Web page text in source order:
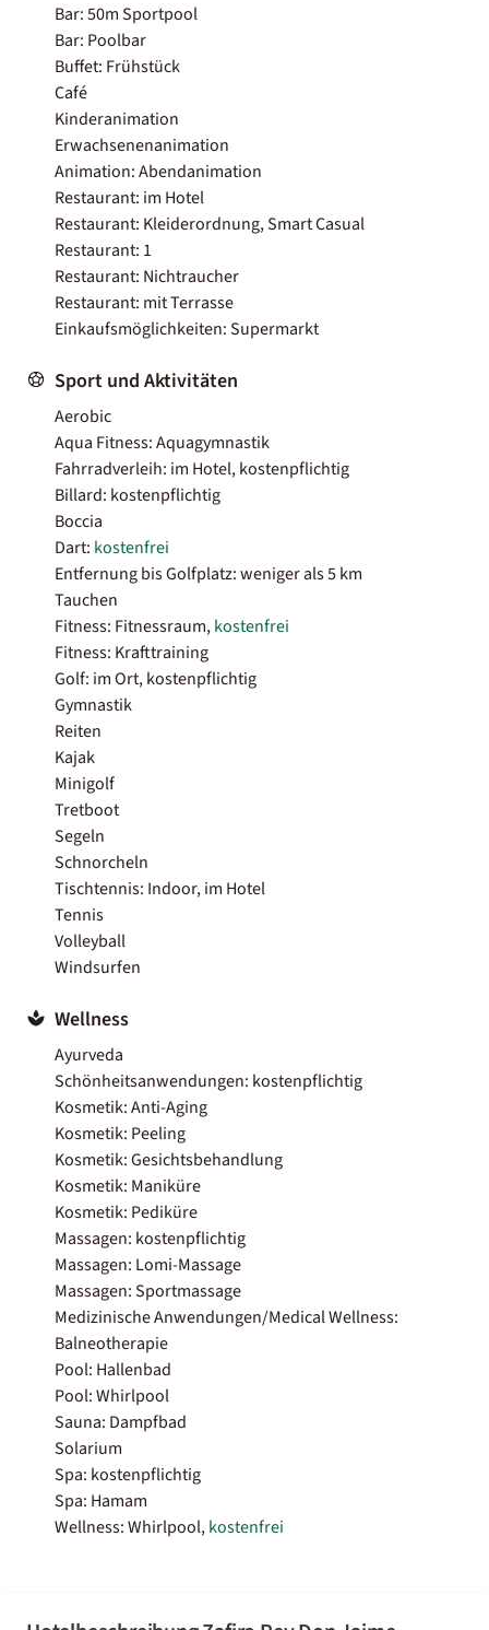
Bar: 50m Sportpool
Bar: Poolbar
Buffet: Frühstück
Café
Kinderanimation
Erwachsenenanimation
Animation: Abendanimation
Restaurant: im Hotel
Restaurant: Kleiderordnung, Smart Casual
Restaurant: 1
Restaurant: Nichtraucher
Restaurant: mit Terrasse
Einkaufsmöglichkeiten: Supermarkt
Sport und Aktivitäten
Aerobic
Aqua Fitness: Aquagymnastik
Fahrradverleih: im Hotel, kostenpflichtig
Billard: kostenpflichtig
Boccia
Dart: kostenfrei
Entfernung bis Golfplatz: weniger als 5 km
Tauchen
Fitness: Fitnessraum,kostenfrei
Fitness: Krafttraining
Golf: im Ort, kostenpflichtig
Gymnastik
Reiten
Kajak
Minigolf
Tretboot
Segeln
Schnorcheln
Tischtennis: Indoor, im Hotel
Tennis
Volleyball
Windsurfen
Wellness
Ayurveda
Schönheitsanwendungen: kostenpflichtig
Kosmetik: Anti-Aging
Kosmetik: Peeling
Kosmetik: Gesichtsbehandlung
Kosmetik: Maniküre
Kosmetik: Pediküre
Massagen: kostenpflichtig
Massagen: Lomi-Massage
Massagen: Sportmassage
Medizinische Anwendungen/Medical Wellness:
Balneotherapie
Pool: Hallenbad
Pool: Whirlpool
Sauna: Dampfbad
Solarium
Spa: kostenpflichtig
Spa: Hamam
Wellness: Whirlpool,kostenfrei